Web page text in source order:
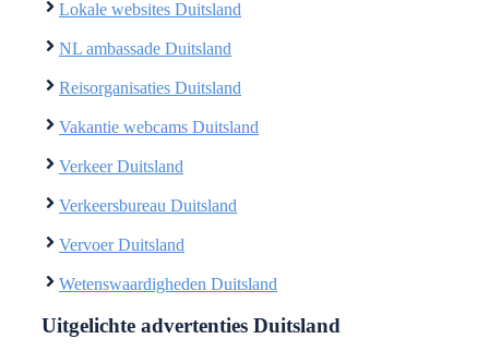
Lokale websites Duitsland
NL ambassade Duitsland
Reisorganisaties Duitsland
Vakantie webcams Duitsland
Verkeer Duitsland
Verkeersbureau Duitsland
Vervoer Duitsland
Wetenswaardigheden Duitsland
Uitgelichte advertenties Duitsland